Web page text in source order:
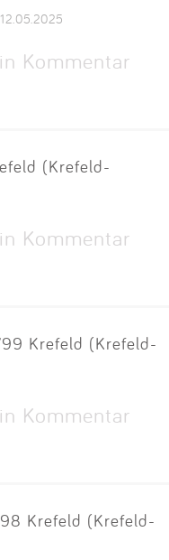
12.05.2025
Kommentar
(Krefeld-
Kommentar
Krefeld (Krefeld-
Kommentar
Krefeld (Krefeld-